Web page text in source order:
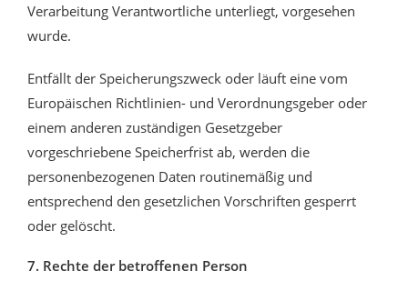
Verarbeitung Verantwortliche unterliegt, vorgesehen
wurde.
Entfällt der Speicherungszweck oder läuft eine vom
Europäischen Richtlinien- und Verordnungsgeber oder
einem anderen zuständigen Gesetzgeber
vorgeschriebene Speicherfrist ab, werden die
personenbezogenen Daten routinemäßig und
entsprechend den gesetzlichen Vorschriften gesperrt
oder gelöscht.
7. Rechte der betroffenen Person